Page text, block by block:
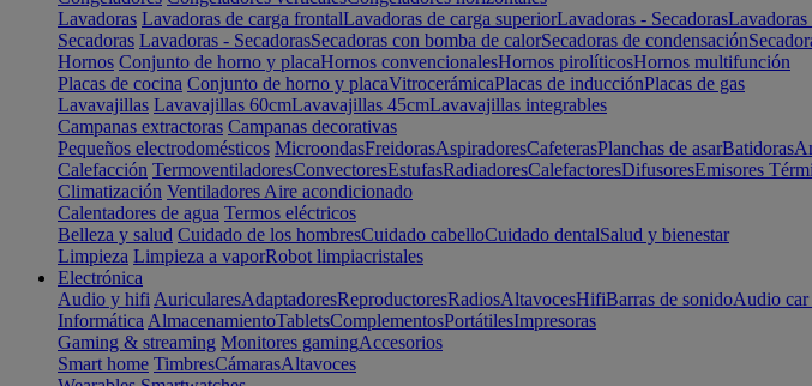
Lavadoras Lavadoras de carga frontalLavadoras de carga superiorLavadoras - SecadorasLavadoras
Secadoras Lavadoras - SecadorasSecadoras con bomba de calorSecadoras de condensación
Hornos Conjunto de horno y placaHornos convencionalesHornos pirolíticosHornos multifunción
Placas de cocina Conjunto de horno y placaVitrocerámicaPlacas de inducciónPlacas de gas
Lavavajillas Lavavajillas 60cmLavavajillas 45cmLavavajillas integrables
Campanas extractoras Campanas decorativas
Pequeños electrodomésticos MicroondasFreidorasAspiradoresCafeterasPlanchas de asarBatidoras
Calefacción TermoventiladoresConvectoresEstufasRadiadoresCalefactoresDifusoresEmisores
Climatización Ventiladores Aire acondicionado
Calentadores de agua Termos eléctricos
Belleza y salud Cuidado de los hombresCuidado cabelloCuidado dentalSalud y bienestar
Limpieza Limpieza a vaporRobot limpiacristales
Electrónica
Audio y hifi AuricularesAdaptadoresReproductoresRadiosAltavocesHifiBarras de sonidoAudio car
Informática AlmacenamientoTabletsComplementosPortátilesImpresoras
Gaming & streaming Monitores gamingAccesorios
Smart home TimbresCámarasAltavoces